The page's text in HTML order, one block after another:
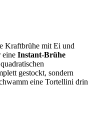
Kraftbrühe mit Ei und
eine Instant-Brühe
gestockt, sondern
eine Tortellini drin